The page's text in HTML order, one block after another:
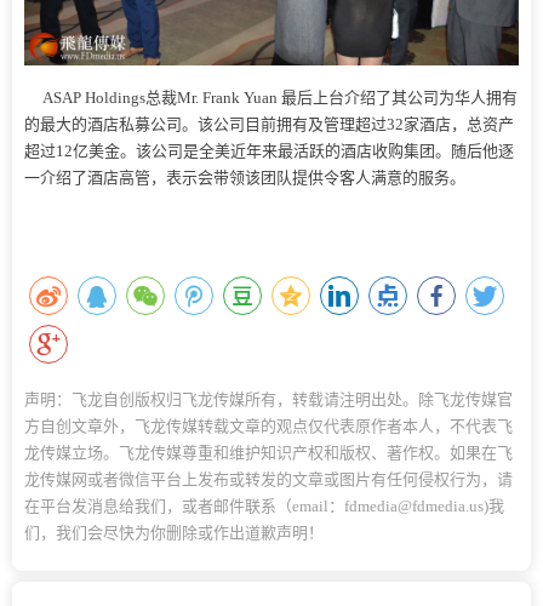
ASAP Holdings总裁Mr. Frank Yuan 最后上台介绍了其公司为华人拥有
的最大的酒店私募公司。该公司目前拥有及管理超过32家酒店，总资产
超过12亿美金。该公司是全美近年来最活跃的酒店收购集团。随后他逐
一介绍了酒店高管，表示会带领该团队提供令客人满意的服务。
声明：飞龙自创版权归飞龙传媒所有，转载请注明出处。除飞龙传媒官
方自创文章外，飞龙传媒转载文章的观点仅代表原作者本人，不代表飞
龙传媒立场。飞龙传媒尊重和维护知识产权和版权、著作权。如果在飞
龙传媒网或者微信平台上发布或转发的文章或图片有任何侵权行为，请
在平台发消息给我们，或者邮件联系（email：fdmedia@fdmedia.us)我
们，我们会尽快为你删除或作出道歉声明！